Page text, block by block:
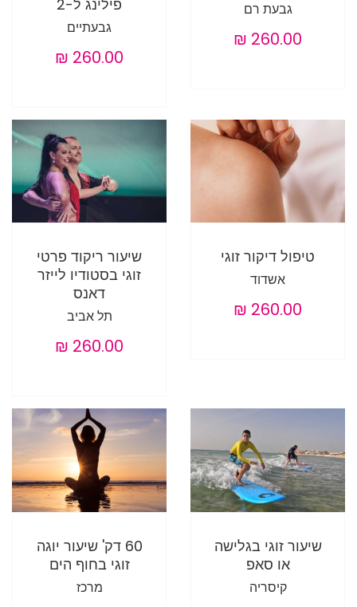
גבעת רם פילינג ל-2
גבעתיים
טיפול דיקור זוגי
אשדוד
שיעור ריקוד פרטי
זוגי בסטודיו לייזר
דאנס
תל אביב
שיעור זוגי בגלישה
או סאפ
קיסריה
60 דק' שיעור יוגה
זוגי בחוף הים
מרכז